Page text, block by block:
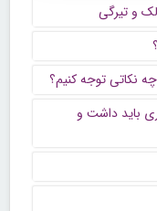
و تیرگی
نکاتی توجه کنیم؟
باید داشت و